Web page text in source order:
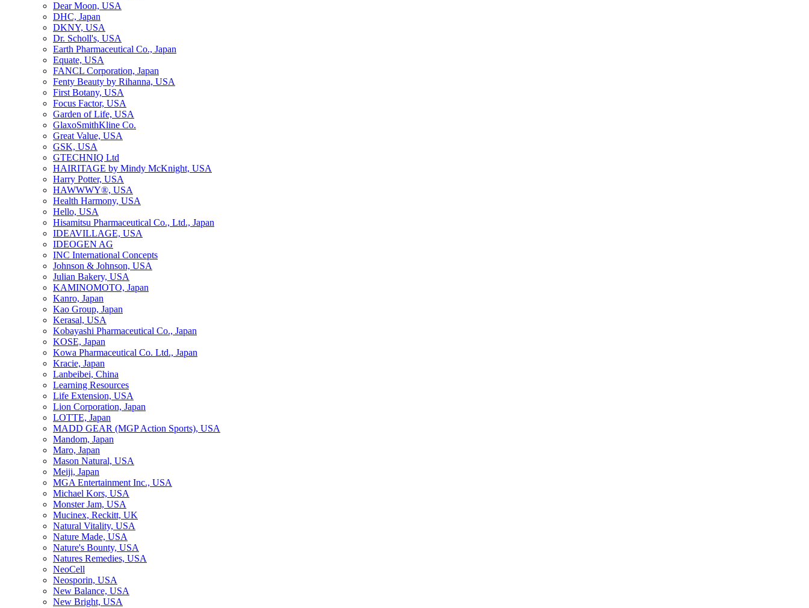
Dear Moon, USA
DHC, Japan
DKNY, USA
Dr. Scholl's, USA
Earth Pharmaceutical Co., Japan
Equate, USA
FANCL Corporation, Japan
Fenty Beauty by Rihanna, USA
First Botany, USA
Focus Factor, USA
Garden of Life, USA
GlaxoSmithKline Co.
Great Value, USA
GSK, USA
GTECHNIQ Ltd
HAIRITAGE by Mindy McKnight, USA
Harry Potter, USA
HAWWWY®, USA
Health Harmony, USA
Hello, USA
Hisamitsu Pharmaceutical Co., Ltd., Japan
IDEAVILLAGE, USA
IDEOGEN AG
INC International Concepts
Johnson & Johnson, USA
Julian Bakery, USA
KAMINOMOTO, Japan
Kanro, Japan
Kao Group, Japan
Kerasal, USA
Kobayashi Pharmaceutical Co., Japan
KOSE, Japan
Kowa Pharmaceutical Co. Ltd., Japan
Kracie, Japan
Lanbeibei, China
Learning Resources
Life Extension, USA
Lion Corporation, Japan
LOTTE, Japan
MADD GEAR (MGP Action Sports), USA
Mandom, Japan
Maro, Japan
Mason Natural, USA
Meiji, Japan
MGA Entertainment Inc., USA
Michael Kors, USA
Monster Jam, USA
Mucinex, Reckitt, UK
Natural Vitality, USA
Nature Made, USA
Nature's Bounty, USA
Natures Remedies, USA
NeoCell
Neosporin, USA
New Balance, USA
New Bright, USA